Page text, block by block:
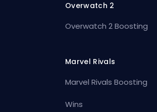
Overwatch 2
Overwatch 2 Boosting
Marvel Rivals
Marvel Rivals Boosting
Wins